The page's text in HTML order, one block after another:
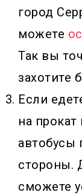
город
можете
Так вы
захотите
Если
на прокат
автобусы
стороны.
сможете